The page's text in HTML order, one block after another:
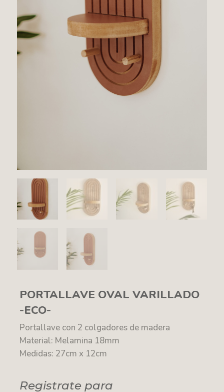
PORTALLAVE OVAL VARILLADO
-ECO-
Portallave con 2 colgadores de madera
Material: Melamina 18mm
Medidas: 27cm x 12cm
Registrate para